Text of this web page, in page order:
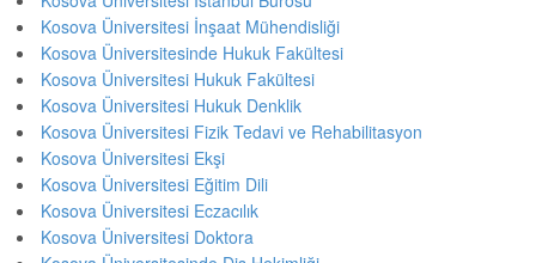
Kosova Üniversitesi İnşaat Mühendisliği
Kosova Üniversitesinde Hukuk Fakültesi
Kosova Üniversitesi Hukuk Fakültesi
Kosova Üniversitesi Hukuk Denklik
Kosova Üniversitesi Fizik Tedavi ve Rehabilitasyon
Kosova Üniversitesi Ekşi
Kosova Üniversitesi Eğitim Dili
Kosova Üniversitesi Eczacılık
Kosova Üniversitesi Doktora